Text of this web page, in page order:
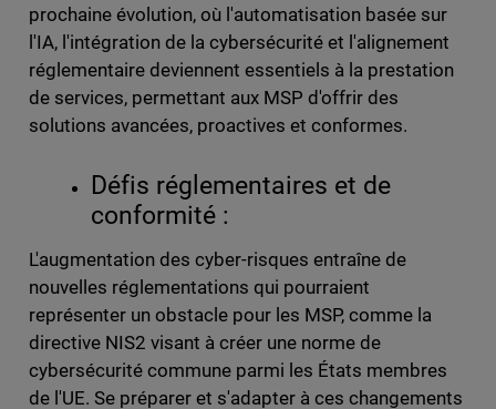
prochaine évolution, où l'automatisation basée sur
l'IA, l'intégration de la cybersécurité et l'alignement
réglementaire deviennent essentiels à la prestation
de services, permettant aux MSP d'offrir des
solutions avancées, proactives et conformes.
Défis réglementaires et de
conformité :
L'augmentation des cyber-risques entraîne de
nouvelles réglementations qui pourraient
représenter un obstacle pour les MSP, comme la
directive NIS2 visant à créer une norme de
cybersécurité commune parmi les États membres
de l'UE. Se préparer et s'adapter à ces changements